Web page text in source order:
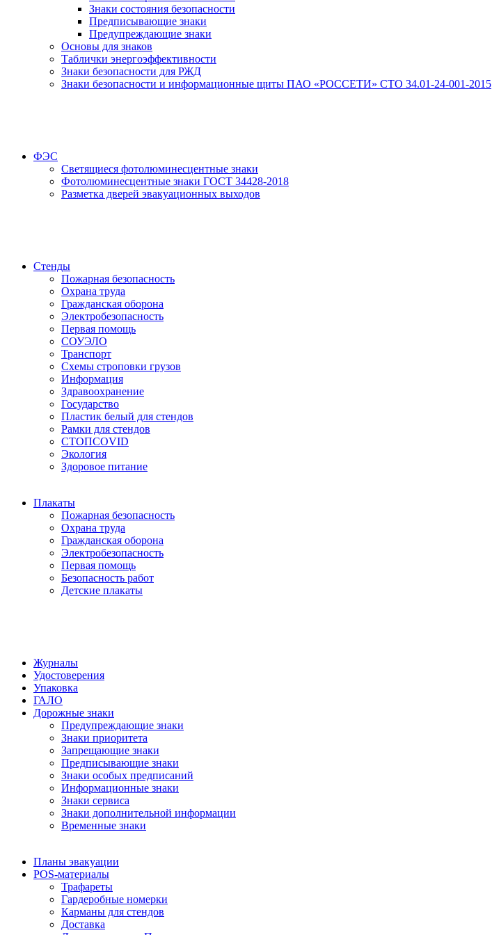
Знаки состояния безопасности
Предписывающие знаки
Предупреждающие знаки
Основы для знаков
Таблички энергоэффективности
Знаки безопасности для РЖД
Знаки безопасности и информационные щиты ПАО «РОССЕТИ» СТО 34.01-24-001-2015
ФЭС
Светящиеся фотолюминесцентные знаки
Фотолюминесцентные знаки ГОСТ 34428-2018
Разметка дверей эвакуационных выходов
Стенды
Пожарная безопасность
Охрана труда
Гражданская оборона
Электробезопасность
Первая помощь
СОУЭЛО
Транспорт
Схемы строповки грузов
Информация
Здравоохранение
Государство
Пластик белый для стендов
Рамки для стендов
СТОПCOVID
Экология
Здоровое питание
Плакаты
Пожарная безопасность
Охрана труда
Гражданская оборона
Электробезопасность
Первая помощь
Безопасность работ
Детские плакаты
Журналы
Удостоверения
Упаковка
ГАЛО
Дорожные знаки
Предупреждающие знаки
Знаки приоритета
Запрещающие знаки
Предписывающие знаки
Знаки особых предписаний
Информационные знаки
Знаки сервиса
Знаки дополнительной информации
Временные знаки
Планы эвакуации
POS-материалы
Трафареты
Гардеробные номерки
Карманы для стендов
Доставка